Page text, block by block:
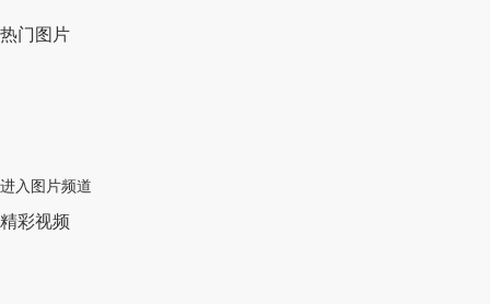
热门图片
进入图片频道
精彩视频